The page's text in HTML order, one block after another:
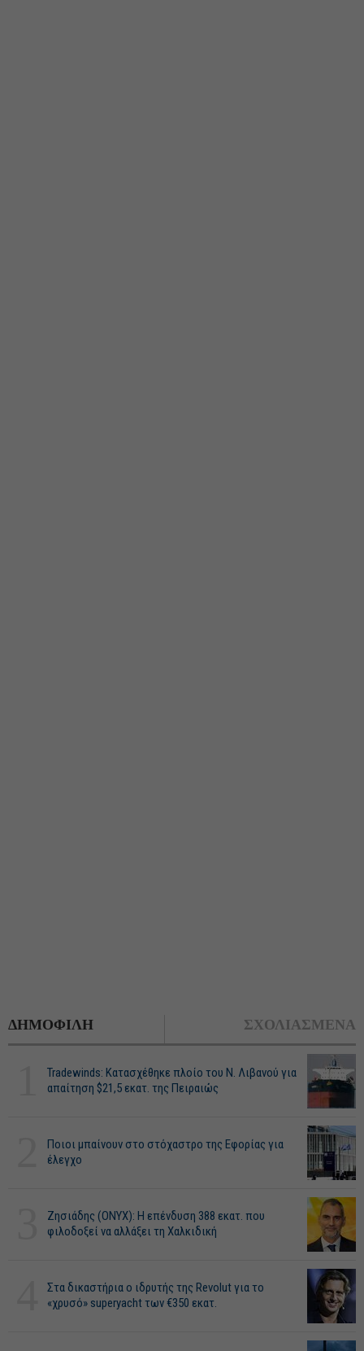
ΔΗΜΟΦΙΛΗ ΣΧΟΛΙΑΣΜΕΝΑ
Tradewinds: Κατασχέθηκε πλοίο του Ν. Λιβανού για
απαίτηση $21,5 εκατ. της Πειραιώς
Ποιοι μπαίνουν στο στόχαστρο της Εφορίας για
έλεγχο
Ζησιάδης (ONYX): Η επένδυση 388 εκατ. που
φιλοδοξεί να αλλάξει τη Χαλκιδική
Στα δικαστήρια ο ιδρυτής της Revolut για το
«χρυσό» superyacht των €350 εκατ.